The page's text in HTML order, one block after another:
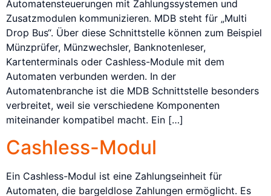
Automatensteuerungen mit Zahlungssystemen und
Zusatzmodulen kommunizieren. MDB steht für „Multi
Drop Bus“. Über diese Schnittstelle können zum Beispiel
Münzprüfer, Münzwechsler, Banknotenleser,
Kartenterminals oder Cashless-Module mit dem
Automaten verbunden werden. In der
Automatenbranche ist die MDB Schnittstelle besonders
verbreitet, weil sie verschiedene Komponenten
miteinander kompatibel macht. Ein […]
Cashless-Modul
Ein Cashless-Modul ist eine Zahlungseinheit für
Automaten, die bargeldlose Zahlungen ermöglicht. Es